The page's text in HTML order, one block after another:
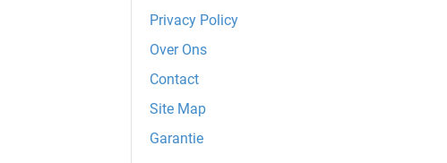
Privacy Policy
Over Ons
Contact
Site Map
Garantie